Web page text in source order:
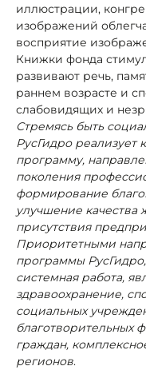
иллюстрации,
изображений
восприятие
Книжки фонда
развивают речь,
раннем возрасте и
слабовидящих и
Стремясь быть
РусГидро реализует
программу,
поколения
формирование
улучшение качества
присутствия
Приоритетными
программы
системная работа,
здравоохранение,
социальных
благотворительных
граждан,
регионов.